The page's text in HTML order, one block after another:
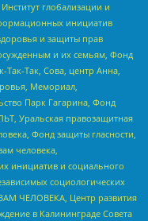
глобализации и
инициатив
и защиты прав
и их семьям, Фонд
Так-Так, Сова, центр Анна,
Мемориал,
Парк Гагарина, Фонд
Уральская правозащитная
Фонд защиты гласности,
человека,
инициатив и социального
социологических
ЧЕЛОВЕКА, Центр развития
в Калининграде Совета